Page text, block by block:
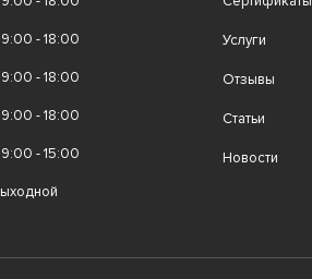
- 18:00
- 18:00
- 18:00
- 15:00
Услуги
Отзывы
Статьи
Новости